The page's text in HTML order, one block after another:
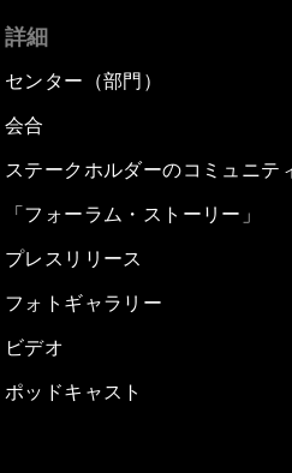
詳細
センター（部門）
会合
ステークホルダーのコミュニテ
「フォーラム・ストーリー」
プレスリリース
フォトギャラリー
ビデオ
ポッドキャスト